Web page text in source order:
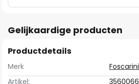
Gelijkaardige producten
Productdetails
Merk
Foscarini
Artikel:
3560066